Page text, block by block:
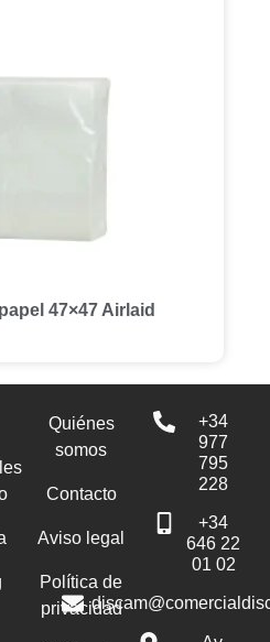
47×47 Airlaid
Quiénes
somos
Contacto
Aviso legal
Política de
privacidad
+34
977
795
228
+34
646 22
01 02